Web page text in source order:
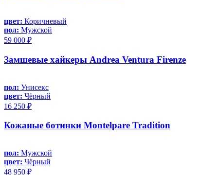
цвет: Коричневый
пол: Мужской
59 000 ₽
Замшевые хайкеры Andrea Ventura Firenze
пол: Унисекс
цвет: Чёрный
16 250 ₽
Кожаные ботинки Montelpare Tradition
пол: Мужской
цвет: Чёрный
48 950 ₽